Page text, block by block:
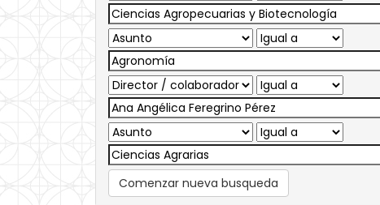
Comenzar nueva busqueda